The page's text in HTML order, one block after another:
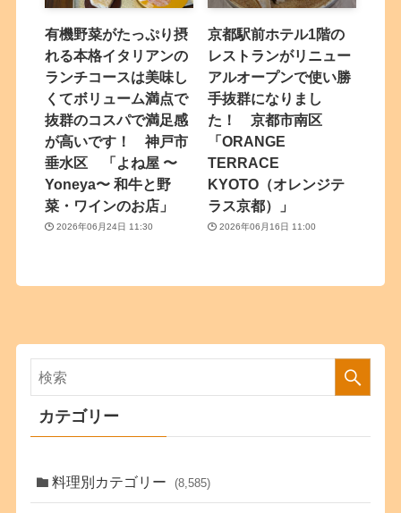
有機野菜がたっぷり摂
れる本格イタリアンの
ランチコースは美味し
くてボリューム満点で
抜群のコスパで満足感
が高いです！ 神戸市
垂水区 「よね屋 〜
Yoneya〜 和牛と野
菜・ワインのお店」
2026年06月24日 11:30
京都駅前ホテル1階の
レストランがリニュー
アルオープンで使い勝
手抜群になりまし
た！ 京都市南区
「ORANGE
TERRACE
KYOTO（オレンジテ
ラス京都）」
2026年06月16日 11:00
カテゴリー
料理別カテゴリー (8,585)